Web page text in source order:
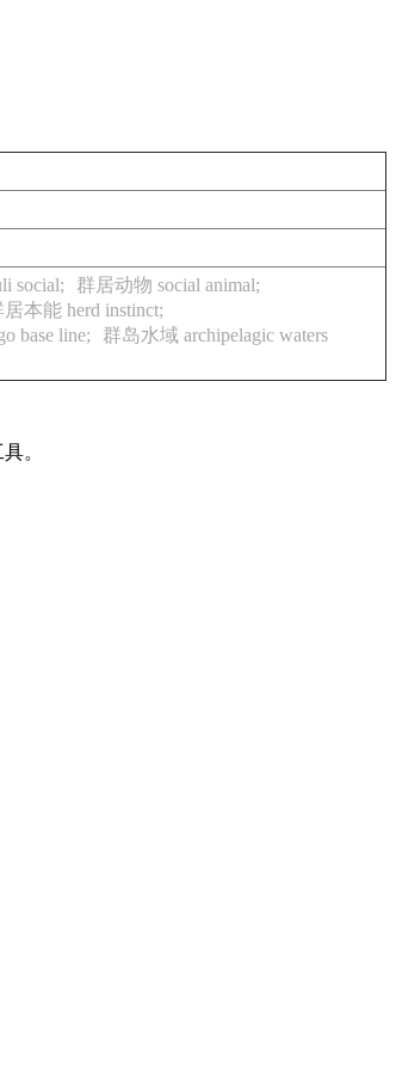
social;
群居动物 social animal;
居本能 herd instinct;
base line;
群岛水域 archipelagic waters
。